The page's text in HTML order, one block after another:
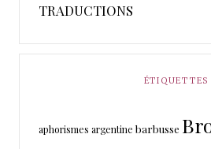
TRADUCTIONS
ÉTIQUETTES
aphorismes argentine barbusse